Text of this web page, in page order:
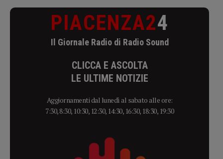
PIACENZA24
Il Giornale Radio di Radio Sound
CLICCA E ASCOLTA
LE ULTIME NOTIZIE
Aggiornamenti dal lunedì al sabato alle ore:
7:30, 8:30, 10:30, 12:30, 14:30, 16:30, 18:30, 19:30